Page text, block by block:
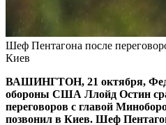
Шеф Пентагона после
Киев
ВАШИНГТОН, 21 октября,
обороны США Ллойд Остин
переговоров с главой
позвонил в Киев. Шеф